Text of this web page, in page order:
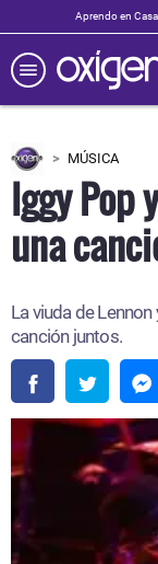
Aprendo en Casa
MÚSICA
Iggy Pop
una
La viuda de
canción juntos.